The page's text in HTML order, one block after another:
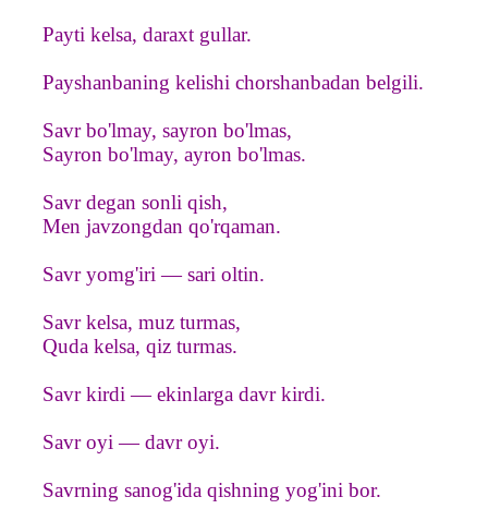
Payti kelsa, daraxt gullar.
Payshanbaning kelishi chorshanbadan belgili.
Savr bo'lmay, sayron bo'lmas,
Sayron bo'lmay, ayron bo'lmas.
Savr degan sonli qish,
Men javzongdan qo'rqaman.
Savr yomg'iri — sari oltin.
Savr kelsa, muz turmas,
Quda kelsa, qiz turmas.
Savr kirdi — ekinlarga davr kirdi.
Savr oyi — davr oyi.
Savrning sanog'ida qishning yog'ini bor.